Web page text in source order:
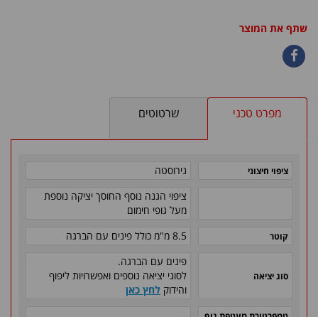
שתף את המוצר
מפרט טכני שרטוטים
ציפוי חיצוני
נירוסטה
ציפוי הגנה נוסף החוסך יציקה נוספת
מעל גופי חימום
קוטר 8.5 מ"מ כולל פינים עם הברגה
סוג יציאה
פינים עם הברגה.
לסוגי יציאה נוספים ואפשרויות ליפוף
והידוק לחץ כאן